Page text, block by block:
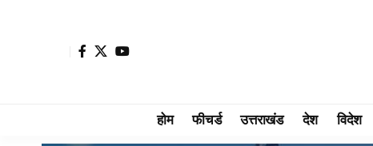
होम फीचर्ड उत्तराखंड देश विदेश